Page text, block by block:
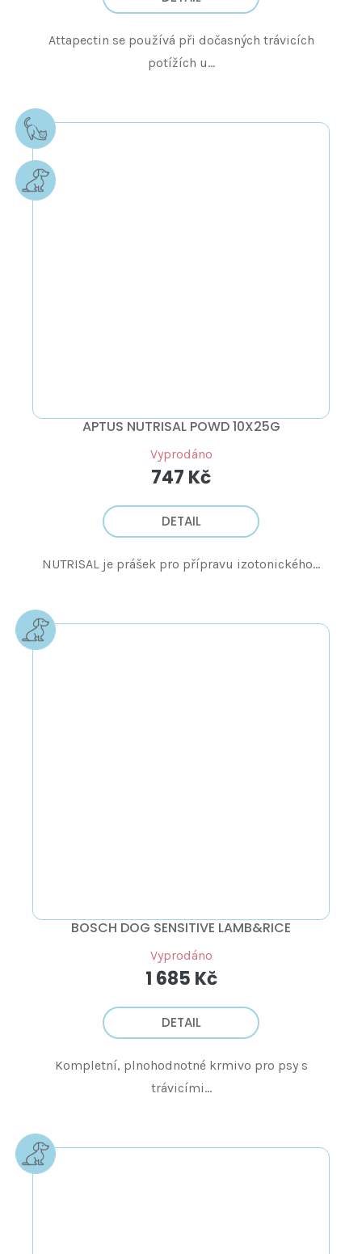
Attapectin se používá při dočasných trávicích
potížích u...
APTUS NUTRISAL POWD 10X25G
Vyprodáno
747 Kč
DETAIL
NUTRISAL je prášek pro přípravu izotonického...
BOSCH DOG SENSITIVE LAMB&RICE
Vyprodáno
1 685 Kč
DETAIL
Kompletní, plnohodnotné krmivo pro psy s
trávicími...